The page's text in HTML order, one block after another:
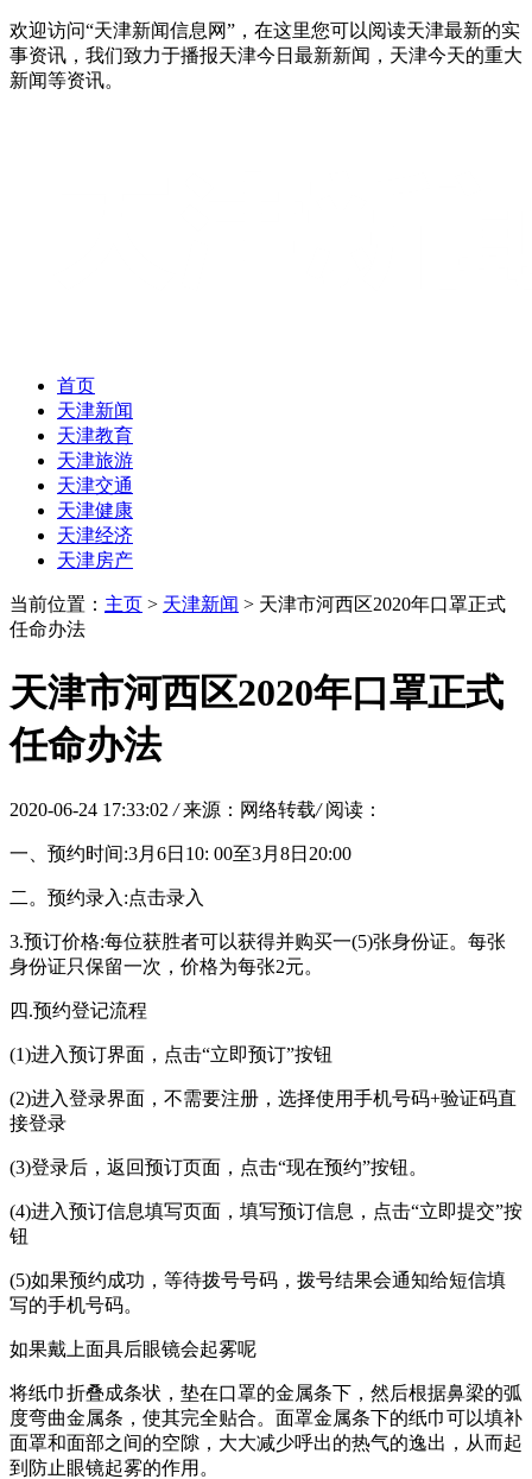
欢迎访问“天津新闻信息网”，在这里您可以阅读天津最新的实
事资讯，我们致力于播报天津今日最新新闻，天津今天的重大
新闻等资讯。
首页
天津新闻
天津教育
天津旅游
天津交通
天津健康
天津经济
天津房产
当前位置： 主页 > 天津新闻 > 天津市河西区2020年口罩正式
任命办法
天津市河西区2020年口罩正式
任命办法
2020-06-24 17:33:02 / 来源：网络转载/ 阅读：
一、预约时间:3月6日10: 00至3月8日20:00
二。预约录入:点击录入
3.预订价格:每位获胜者可以获得并购买一(5)张身份证。每张
身份证只保留一次，价格为每张2元。
四.预约登记流程
(1)进入预订界面，点击“立即预订”按钮
(2)进入登录界面，不需要注册，选择使用手机号码+验证码直
接登录
(3)登录后，返回预订页面，点击“现在预约”按钮。
(4)进入预订信息填写页面，填写预订信息，点击“立即提交”按
钮
(5)如果预约成功，等待拨号号码，拨号结果会通知给短信填
写的手机号码。
如果戴上面具后眼镜会起雾呢
将纸巾折叠成条状，垫在口罩的金属条下，然后根据鼻梁的弧
度弯曲金属条，使其完全贴合。面罩金属条下的纸巾可以填补
面罩和面部之间的空隙，大大减少呼出的热气的逸出，从而起
到防止眼镜起雾的作用。